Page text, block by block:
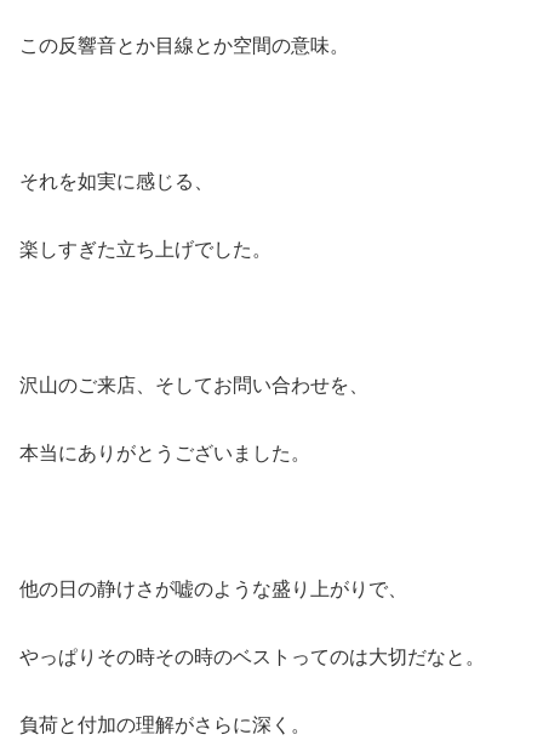
この反響音とか目線とか空間の意味。
それを如実に感じる、
楽しすぎた立ち上げでした。
沢山のご来店、そしてお問い合わせを、
本当にありがとうございました。
他の日の静けさが嘘のような盛り上がりで、
やっぱりその時その時のベストってのは大切だなと。
負荷と付加の理解がさらに深く。